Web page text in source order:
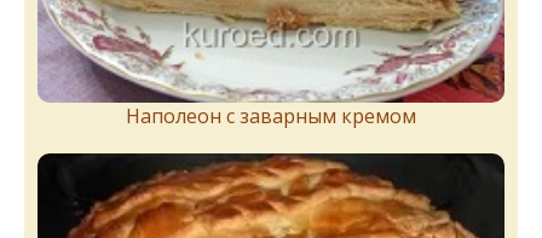
Наполеон с заварным кремом